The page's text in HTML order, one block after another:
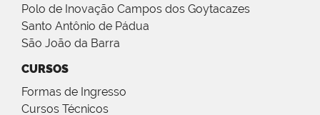
Polo de Inovação Campos dos Goytacazes
Santo Antônio de Pádua
São João da Barra
CURSOS
Formas de Ingresso
Cursos Técnicos